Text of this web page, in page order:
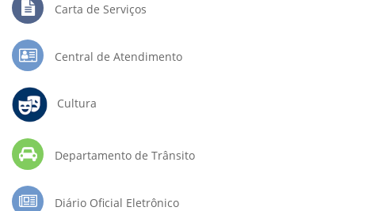
Carta de Serviços
Central de Atendimento
Cultura
Departamento de Trânsito
Diário Oficial Eletrônico